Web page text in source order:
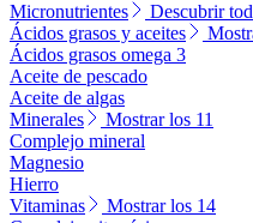
Micronutrientes
Descubrir
Ácidos grasos y aceites
Ácidos grasos omega 3
Aceite de pescado
Aceite de algas
Minerales
Mostrar los 11
Complejo mineral
Magnesio
Hierro
Vitaminas
Mostrar los 14